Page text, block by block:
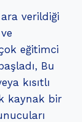
verildiği
eğitimci
Bu
kısıtlı
kaynak bir